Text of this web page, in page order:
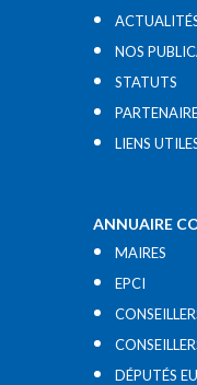
NOS
STATUTS
LIENS
ANNUAIRE
MAIRES
EPCI
DÉPUTÉS